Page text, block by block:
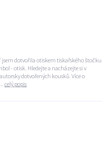
jsem dotvořila otiskem tiskařského štočku
- otisk. Hledejte a nacházejte si v
dotvořených kousků. Více o
celý popis